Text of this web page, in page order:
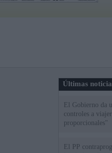
Últimas
El Gobierno da
controles a
proporcionales"
El PP